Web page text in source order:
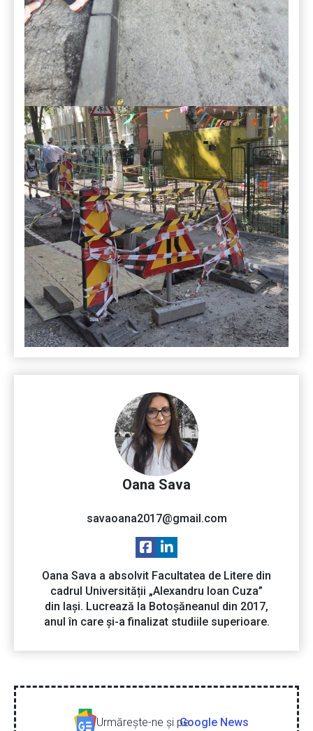
Oana Sava
savaoana2017@gmail.com
Oana Sava a absolvit Facultatea de Litere din
cadrul Universității „Alexandru Ioan Cuza”
din Iași. Lucrează la Botoșăneanul din 2017,
anul în care și-a finalizat studiile superioare.
Urmăreşte-ne şi peGoogle News